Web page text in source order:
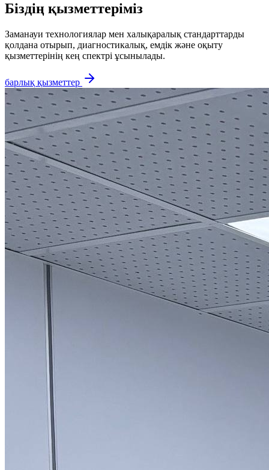
Біздің қызметтеріміз
Заманауи технологиялар мен халықаралық стандарттарды
қолдана отырып, диагностикалық, емдік және оқыту
қызметтерінің кең спектрі ұсынылады.
барлық қызметтер